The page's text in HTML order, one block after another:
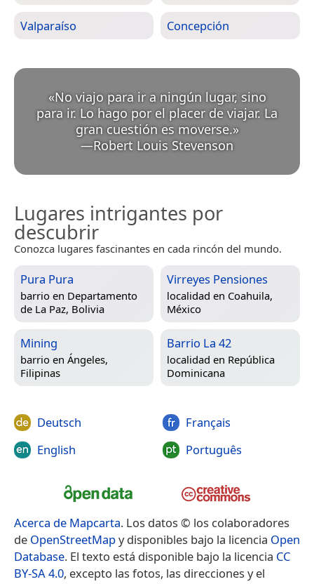
Valparaíso Concepción
«No viajo para ir a ningún lugar, sino
para ir. Lo hago por el placer de viajar. La
gran cuestión es moverse. »
—Robert Louis Stevenson
Lugares intrigantes por
descubrir
Conozca lugares fascinantes en cada rincón del mundo.
Pura Pura
barrio en Departamento
de La Paz, Bolivia
Virreyes Pensiones
localidad en Coahuila,
México
Mining
barrio en Ángeles,
Filipinas
Barrio La 42
localidad en República
Dominicana
Deutsch
English
Français
Português
Acerca de Mapcarta. Los datos © los colaboradores
de OpenStreetMapy disponibles bajo la licencia Open
Database. El texto está disponible bajo la licencia CC
BY-SA 4.0, excepto las fotos, las direcciones y el